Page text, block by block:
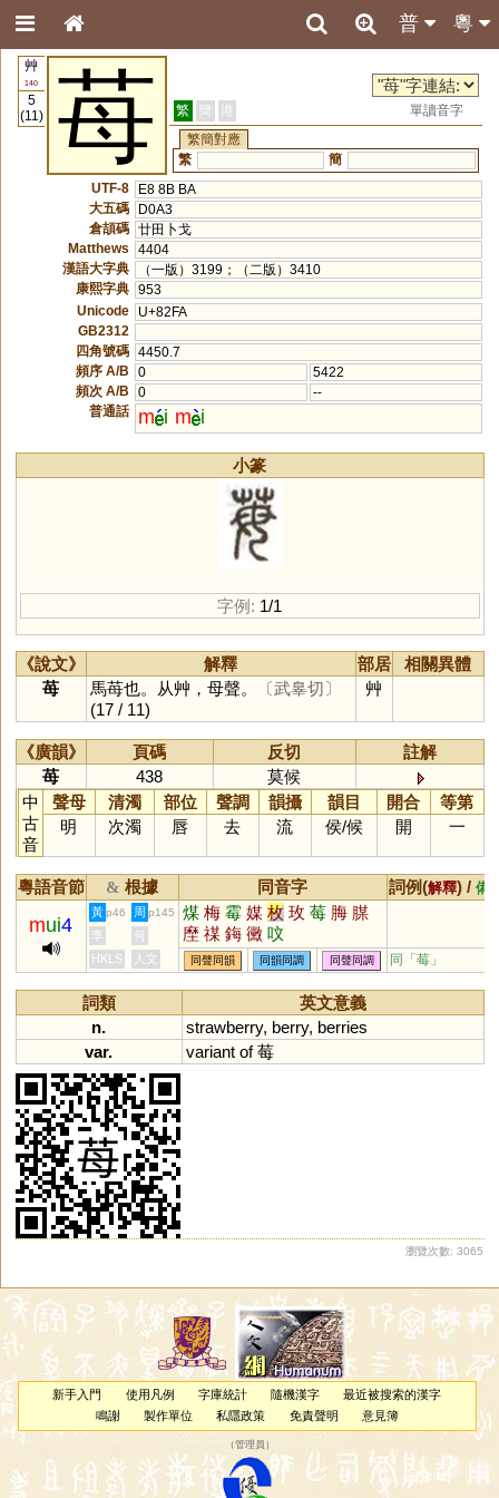
粵
普
艸
140
5
(11)
苺 繁 簡 港
單讀音字
繁簡對應
繁
簡
UTF-8
E8 8B BA
大五碼
D0A3
倉頡碼 廿田卜戈
Matthews
4404
漢語大字典
（一版）3199；（二版）3410
康熙字典 953
Unicode
U+82FA
GB2312
四角號碼 4450.7
頻序 A/B
0
5422
頻次 A/B
0
--
普通話
m i m i
小篆
字例: 1/1
《說文》 解釋 部居
相關異體
苺
馬苺也。从艸，母聲。
〔武辠切〕
(17 / 11)
艸
《廣韻》 頁碼 反切
註解
苺
438
莫候
中
古
音
聲母 清濁 部位 聲調 韻攝 韻目 開合
等第
明
次濁 唇 去 流 侯/候 開 一
粵語音節 & 根據 同音字 詞例(解釋) / 備
mui4
黃 p46 周 p145 煤 梅 霉 媒 枚 玫 莓 脢 腜
塺 禖 鋂 黴 呅
李
何
HKLS
人文 同聲同韻 同韻同調 同聲同調 同「莓 」
詞類
英文意義
n.
strawberry, berry, berries
var.
variant of莓
瀏覽次數: 3065
新手入門 使用凡例 字庫統計 隨機漢字
最近被搜索的漢字
鳴謝
製作單位 私隱政策 免責聲明 意見簿
（管理員 ）